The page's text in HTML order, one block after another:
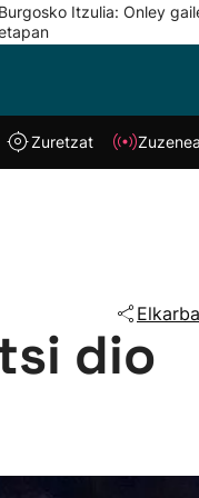
Burgosko Itzulia: Onley
Klisk
Zuretzat
dio